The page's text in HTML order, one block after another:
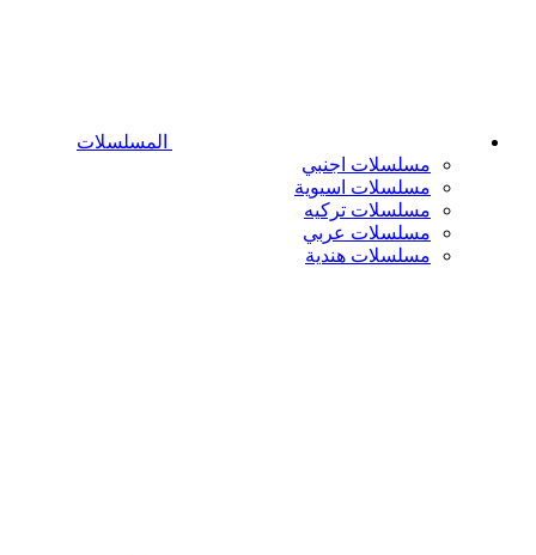
المسلسلات
مسلسلات اجنبي
مسلسلات اسيوية
مسلسلات تركيه
مسلسلات عربي
مسلسلات هندية